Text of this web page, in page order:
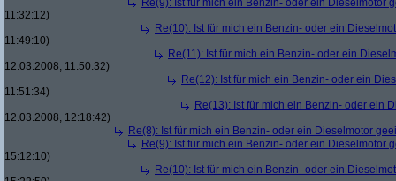
Re(9): Ist für mich ein Benzin- oder ein Dieselmotor
11:32:12)
Re(10): Ist für mich ein Benzin- oder ein
11:49:10)
Re(11): Ist für mich ein Benzin- oder ein
12.03.2008, 11:50:32)
Re(12): Ist für mich ein Benzin- oder ein
11:51:34)
Re(13): Ist für mich ein Benzin- oder ein
12.03.2008, 12:18:42)
Re(8): Ist für mich ein Benzin- oder ein Dieselmotor
Re(9): Ist für mich ein Benzin- oder ein Dieselmotor
15:12:10)
Re(10): Ist für mich ein Benzin- oder ein